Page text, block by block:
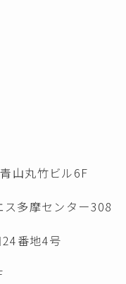
山丸竹ビル6F
多摩センター308
番地4号